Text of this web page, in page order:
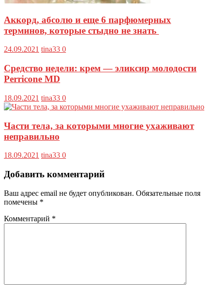
Аккорд, абсолю и еще 6 парфюмерных
терминов, которые стыдно не знать
24.09.2021 tina33 0
Средство недели: крем — эликсир молодости
Perricone MD
18.09.2021 tina33 0
Части тела, за которыми многие ухаживают
неправильно
18.09.2021 tina33 0
Добавить комментарий
Ваш адрес email не будет опубликован. Обязательные поля
помечены *
Комментарий *